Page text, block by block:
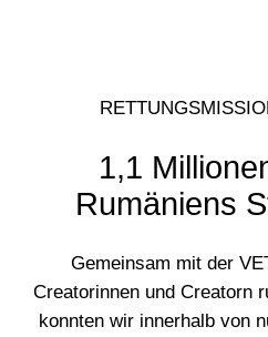
1,1
Rumäniens
Gemeinsam mit der
Creatorinnen und Creatorn
konnten wir innerhalb von